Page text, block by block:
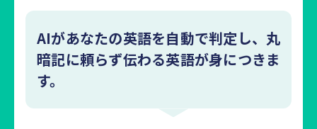
AIがあなたの英語を自動で判定し、丸
暗記に頼らず伝わる英語が身につきま
す。